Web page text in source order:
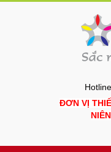
ĐƠN VỊ